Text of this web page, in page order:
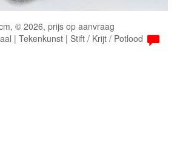
© 2026, prijs op aanvraag
| Tekenkunst | Stift / Krijt / Potlood